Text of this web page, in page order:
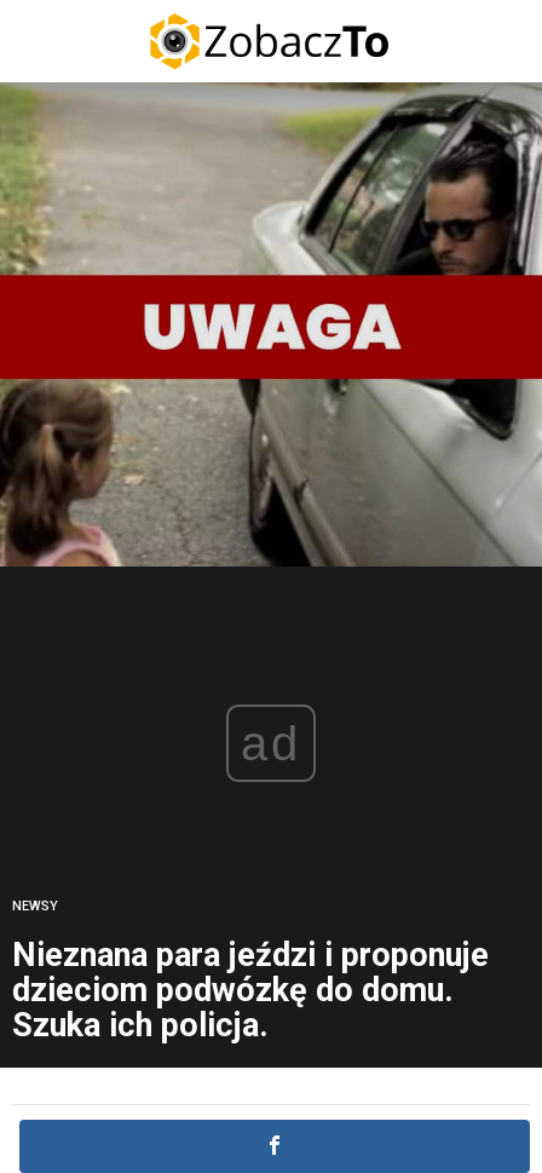
ad
NEWSY
Nieznana para jeździ i proponuje
dzieciom podwózkę do domu.
Szuka ich policja.